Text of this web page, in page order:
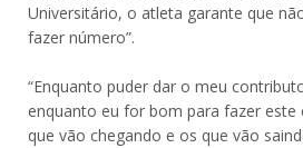
Universitário, o atleta garante que
fazer número”.
“Enquanto puder dar o meu
enquanto eu for bom para fazer este
que vão chegando e os que vão